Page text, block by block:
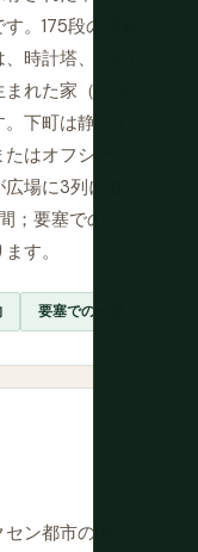
。175段の屋根
時計塔、1345
れた家（今は
下町は静かで
はオフシーズ
場に3列に並ば
；要塞での一泊
す。
要塞での一泊
ン都市の中で